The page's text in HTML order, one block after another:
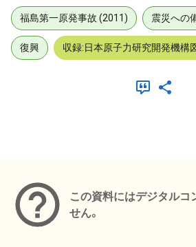
福島第一原発事故 (2011) 震災への
復興 収録:日本原子力研究開発機構
この資料にはデジタルコ
せん。